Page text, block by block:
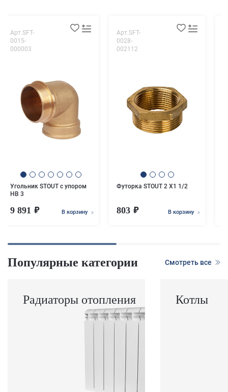
Арт.SFT-
0015-
000003
Угольник STOUT с упором
НВ 3
9 891 В корзину
Арт.SFT-
0028-
002112
Футорка STOUT 2 X1 1/2
803 В корзину
Популярные категории Смотреть все
Радиаторы отопления Котлы